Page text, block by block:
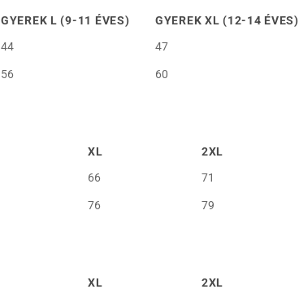
GYEREK L (9-11 ÉVES)
GYEREK XL (12-14 ÉVES)
44
47
56 60
XL
2XL
66
71
76 79
XL
2XL